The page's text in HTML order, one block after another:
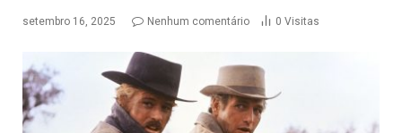
setembro 16, 2025 Nenhum comentário 0 Visitas